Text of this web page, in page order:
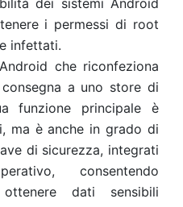
dei sistemi Android
i permessi di root
infettati.
che riconfeziona
a uno store di
funzione principale è
ma è anche in grado di
di sicurezza, integrati
consentendo
ottenere dati sensibili